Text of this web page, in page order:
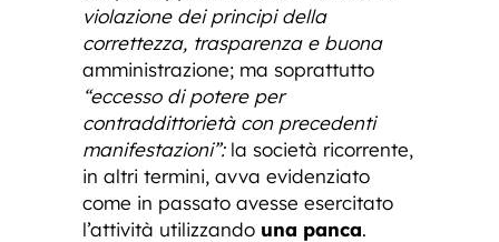
violazione dei principi della
correttezza, trasparenza e buona
amministrazione; ma soprattutto
“eccesso di potere per
contraddittorietà con precedenti
manifestazioni”: la società ricorrente,
in altri termini, avva evidenziato
come in passato avesse esercitato
l’attività utilizzando una panca.